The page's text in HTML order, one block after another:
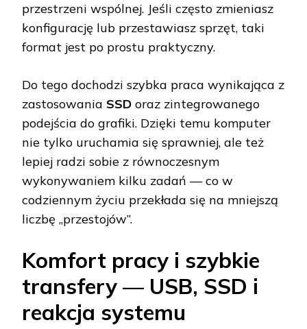
przestrzeni wspólnej. Jeśli często zmieniasz
konfigurację lub przestawiasz sprzęt, taki
format jest po prostu praktyczny.
Do tego dochodzi szybka praca wynikająca z
zastosowania SSD oraz zintegrowanego
podejścia do grafiki. Dzięki temu komputer
nie tylko uruchamia się sprawniej, ale też
lepiej radzi sobie z równoczesnym
wykonywaniem kilku zadań — co w
codziennym życiu przekłada się na mniejszą
liczbę „przestojów”.
Komfort pracy i szybkie
transfery — USB, SSD i
reakcja systemu